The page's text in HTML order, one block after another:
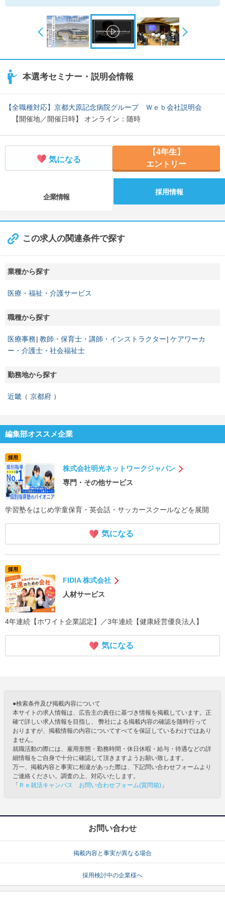
本選考セミナー・説明会情報
【全職種対応】京都大原記念病院グループ Ｗｅｂ会社説明会
【開催地／開催日時】 オンライン：随時
気になる
【4年生】
エントリー
企業情報
採用情報
この求人の関連条件で探す
業種から探す
医療・福祉・介護サービス
職種から探す
医療事務 教師・保育士・講師・インストラクター ケアワーカ
ー・介護士・社会福祉士
勤務地から探す
近畿 京都府
編集部オススメ企業
採用
株式会社明光ネットワークジャパン
専門・その他サービス
学習塾をはじめ学童保育・英会話・サッカースクールなどを展開
気になる
採用
FIDIA 株式会社
人材サービス
4年連続【ホワイト企業認定】／3年連続【健康経営優良法人】
気になる
●検索条件及び掲載内容について
本サイトの求人情報は、広告主の責任に基づき情報を掲載しています。正
確で詳しい求人情報を目指し、 弊社による掲載内容の確認を随時行って
おりますが、掲載情報の内容についてすべてを保証しているわけではあり
ません。
就職活動の際には、雇用形態・勤務時間・休日休暇・給与・待遇などの詳
細情報をご自身で十分に確認して頂きますようお願い致します。
万一、掲載内容と事実に相違があった際は、下記問い合わせフォームより
ご連絡ください。調査の上、対応いたします。
「 Ｒｅ就活キャンパス お問い合わせフォーム(質問箱) 」
お問い合わせ
掲載内容と事実が異なる場合
採用検討中の企業様へ